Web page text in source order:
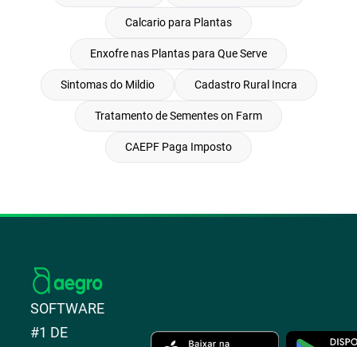
Calcario para Plantas
Enxofre nas Plantas para Que Serve
Sintomas do Mildio Cadastro Rural Incra
Tratamento de Sementes on Farm
CAEPF Paga Imposto
SOFTWARE
#1 DE